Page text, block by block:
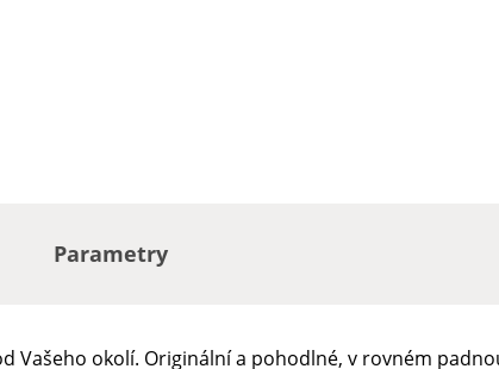
Parametry
Vašeho okolí. Originální a pohodlné, v rovném